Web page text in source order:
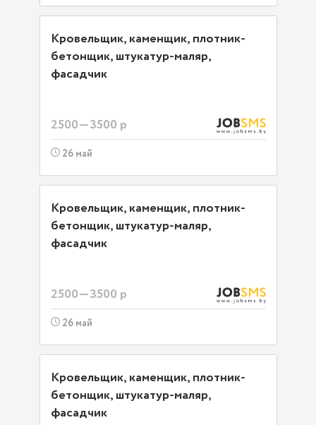
Кровельщик, каменщик, плотник-
бетонщик, штукатур-маляр,
фасадчик
2500—3500 р
26 май
Кровельщик, каменщик, плотник-
бетонщик, штукатур-маляр,
фасадчик
2500—3500 р
26 май
Кровельщик, каменщик, плотник-
бетонщик, штукатур-маляр,
фасадчик